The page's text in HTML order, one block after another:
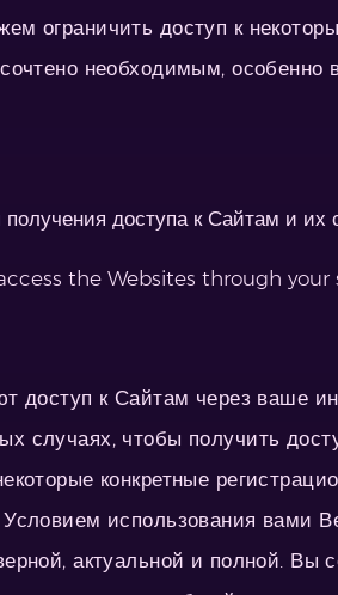
ограничить доступ к
необходимым,
доступа к Сайтам и их
the Websites through
доступ к Сайтам через ваше
случаях, чтобы получить
конкретные
использования вами
актуальной и полной.